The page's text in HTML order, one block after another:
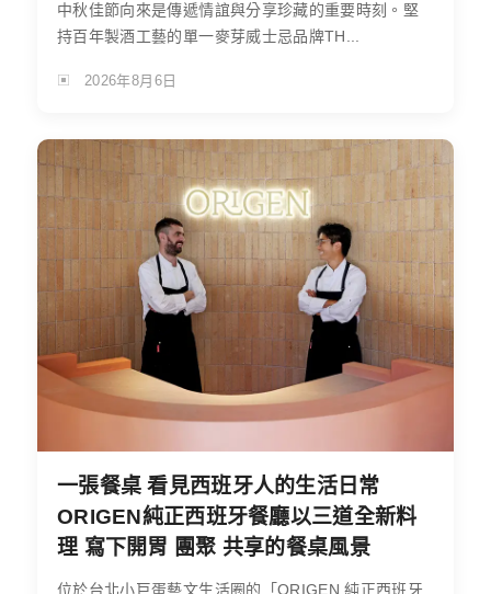
中秋佳節向來是傳遞情誼與分享珍藏的重要時刻。堅
持百年製酒工藝的單一麥芽威士忌品牌TH...
2026年8月6日
一張餐桌 看見西班牙人的生活日常
ORIGEN純正西班牙餐廳以三道全新料
理 寫下開胃 團聚 共享的餐桌風景
位於台北小巨蛋藝文生活圈的「ORIGEN 純正西班牙